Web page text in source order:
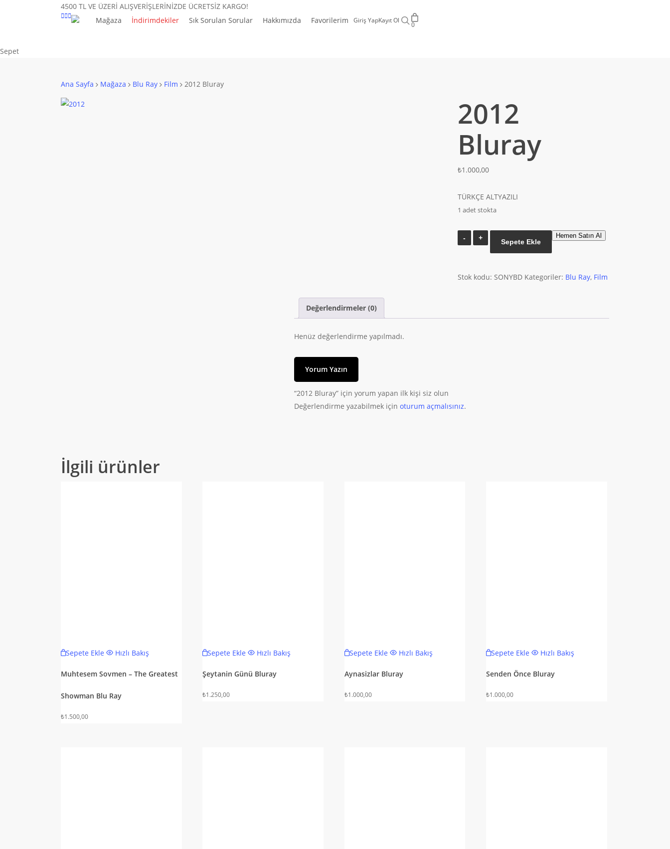
4500 TL VE ÜZERİ ALIŞVERİŞLERİNİZDE ÜCRETSİZ KARGO!
Mağaza
İndirimdekiler Sık Sorulan Sorular Hakkımızda Favorilerim Giriş YapKayıt Ol search
0
SepetClose
Ana Sayfa Mağaza Blu Ray Film 2012 Bluray
2012
Bluray
₺1.000,00
TÜRKÇE ALTYAZILI
1 adet stokta
2012
Sepete Ekle
Hemen Satın Al
Stok kodu:SONYBD Kategoriler: Blu Ray, Film
Değerlendirmeler (0)
Henüz değerlendirme yapılmadı.
Yorum Yazın
“2012 Bluray” için yorum yapan ilk kişi siz olun
Değerlendirme yazabilmek için oturum açmalısınız.
İlgili ürünler
Sepete Ekle Hızlı Bakış
Muhtesem Sovmen – The Greatest
Showman Blu Ray
₺1.500,00
Sepete Ekle Hızlı Bakış
Şeytanin Günü Bluray
₺1.250,00
Sepete Ekle Hızlı Bakış
Aynasizlar Bluray
₺1.000,00
Sepete Ekle Hızlı Bakış
Senden Önce Bluray
₺1.000,00